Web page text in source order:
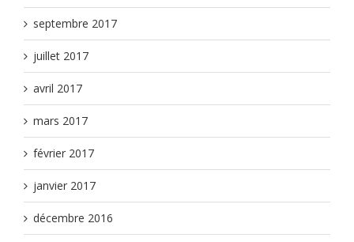
septembre 2017
juillet 2017
avril 2017
mars 2017
février 2017
janvier 2017
décembre 2016